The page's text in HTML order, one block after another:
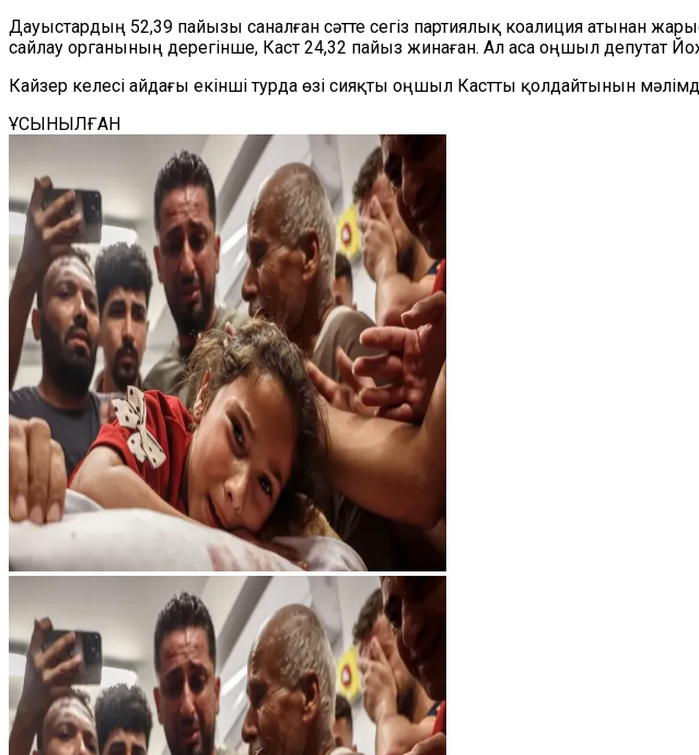
Дауыстардың 52,39 пайызы саналған сәтте сегіз партиялық коалиция атынан
сайлау органының дерегінше, Каст 24,32 пайыз жинаған. Ал аса оңшыл депутат
Кайзер келесі айдағы екінші турда өзі сияқты оңшыл Кастты қолдайтынын
ҰСЫНЫЛҒАН